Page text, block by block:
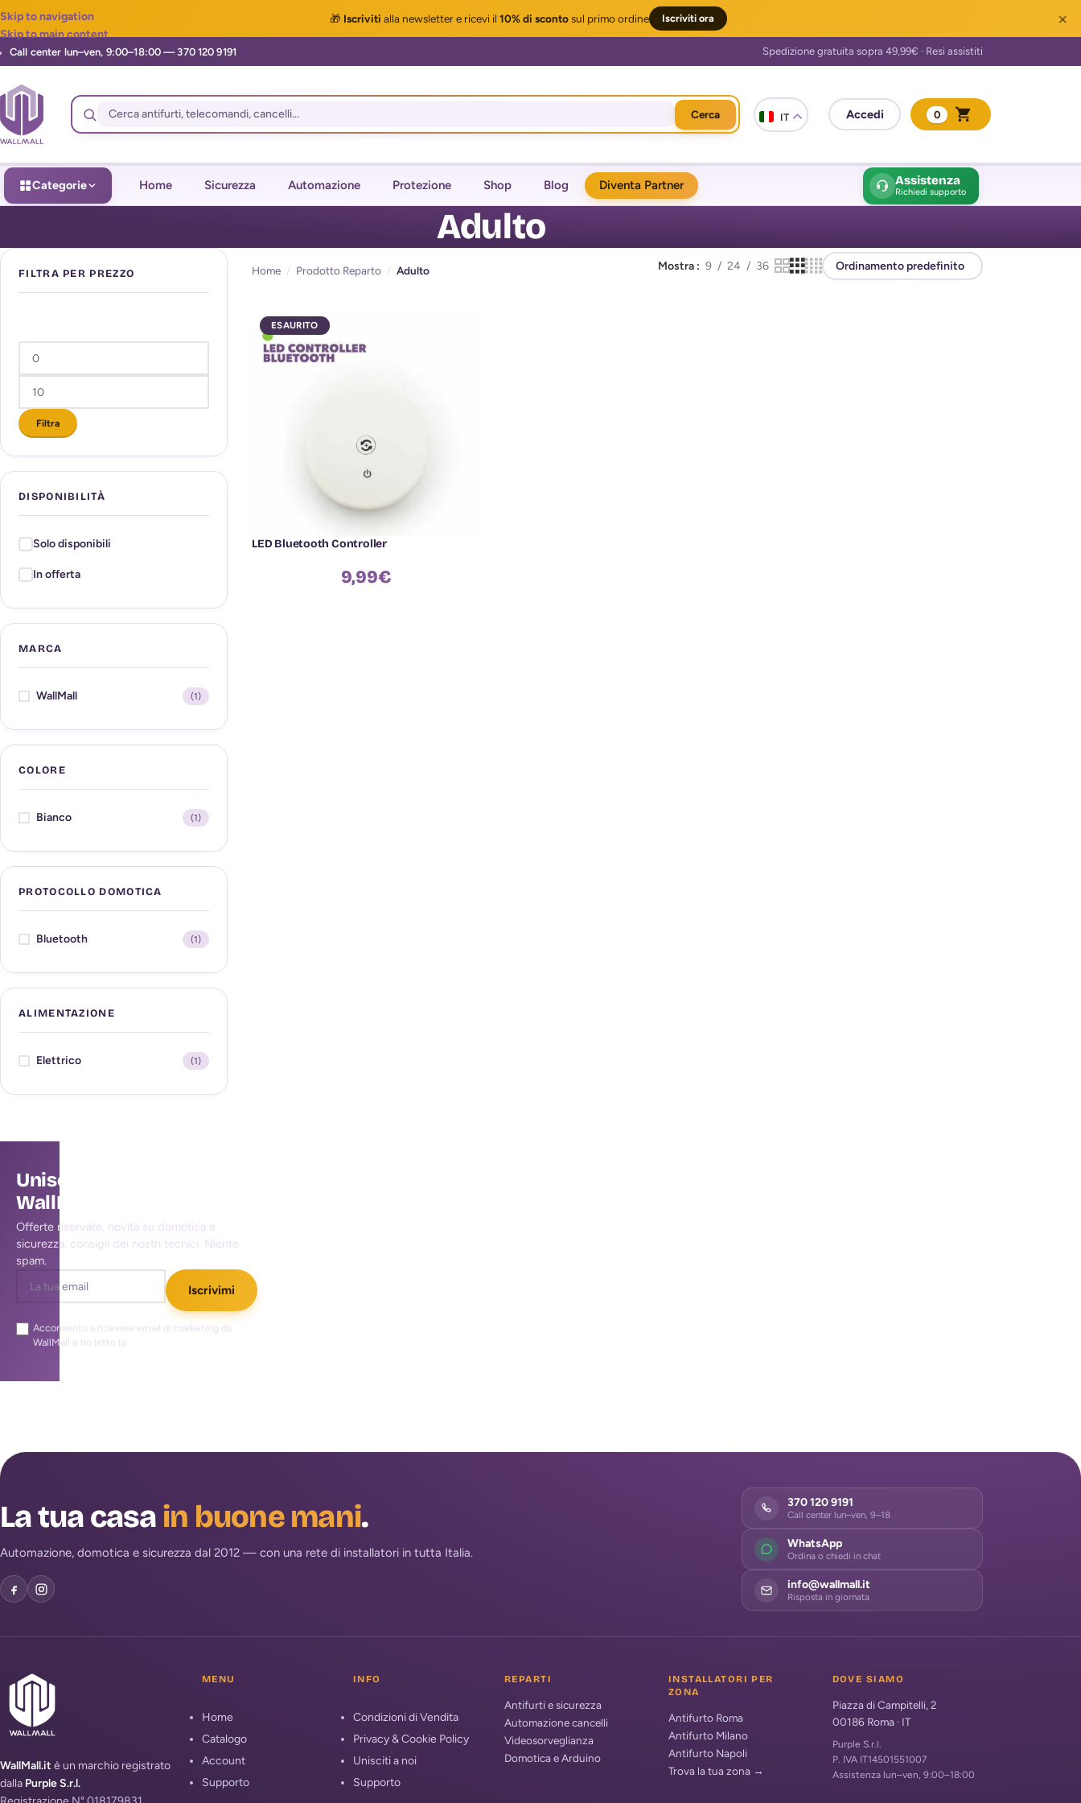
🎁 Iscriviti alla newslettere ricevi il 10% di scontosul primo ordine Iscriviti ora ×
Skip to navigation
Skip to main content
Cerca IT 0
Categorie Home Sicurezza Automazione Protezione Shop Blog Diventa Partner Assistenza
Richiedi supporto
Adulto
FILTRA PER PREZZO
Filtra
DISPONIBILITÀ
Solo disponibili
In offerta
MARCA
WallMall (1)
COLORE
Bianco (1)
PROTOCOLLO DOMOTICA
Bluetooth (1)
ALIMENTAZIONE
Elettrico (1)
Home / Prodotto Reparto / Adulto Mostra 9 24 36
ESAURITO
LED Bluetooth Controller
9,99€
Unisciti alla community
WallMall
Offerte riservate, novità su domotica e
sicurezza, consigli dei nostri tecnici. Niente
spam.
Iscrivimi
Acconsento a ricevere email di marketing da
WallMall e ho letto la
.
La tua casa in buone mani.
Automazione, domotica e sicurezza dal 2012 — con una rete di installatori in tutta Italia.
370 120 9191
Call center lun–ven, 9–18
WhatsApp
Ordina o chiedi in chat
info@wallmall.it
Risposta in giornata
WallMall.it è un marchio registrato
dalla Purple S.r.l.
MENU
Home
Catalogo
Account
Supporto
INFO
Condizioni di Vendita
Privacy & Cookie Policy
Unisciti a noi
Supporto
REPARTI
Antifurti e sicurezza
Automazione cancelli
Videosorveglianza
Domotica e Arduino
INSTALLATORI PER
ZONA
Antifurto Roma
Antifurto Milano
Antifurto Napoli
Trova la tua zona →
DOVE SIAMO
Piazza di Campitelli, 2
00186 Roma · IT
Purple S.r.l.
P. IVA IT14501551007
Assistenza lun–ven, 9:00–18:00